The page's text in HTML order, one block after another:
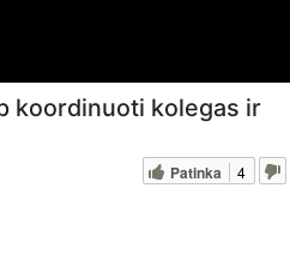
koordinuoti kolegas ir
Patinka 4